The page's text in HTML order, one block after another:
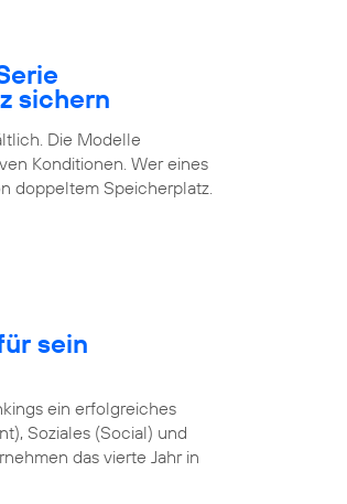
sichern
Die Modelle
Konditionen. Wer eines
doppeltem Speicherplatz.
sein
ein erfolgreiches
Soziales (Social) und
das vierte Jahr in